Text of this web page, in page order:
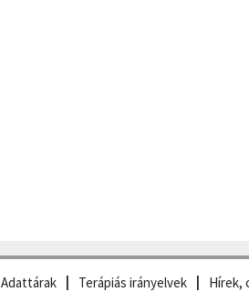
Adattárak Terápiás irányelvek Hírek,